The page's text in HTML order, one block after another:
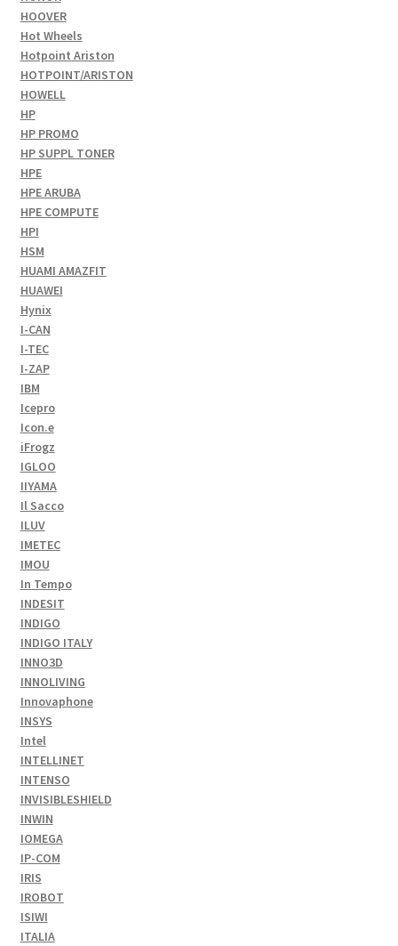
HOOVER
Hot Wheels
Hotpoint Ariston
HOTPOINT/ARISTON
HOWELL
HP
HP PROMO
HP SUPPL TONER
HPE
HPE ARUBA
HPE COMPUTE
HPI
HSM
HUAMI AMAZFIT
HUAWEI
Hynix
I-CAN
I-TEC
I-ZAP
IBM
Icepro
Icon.e
iFrogz
IGLOO
IIYAMA
Il Sacco
ILUV
IMETEC
IMOU
In Tempo
INDESIT
INDIGO
INDIGO ITALY
INNO3D
INNOLIVING
Innovaphone
INSYS
Intel
INTELLINET
INTENSO
INVISIBLESHIELD
INWIN
IOMEGA
IP-COM
IRIS
IROBOT
ISIWI
ITALIA